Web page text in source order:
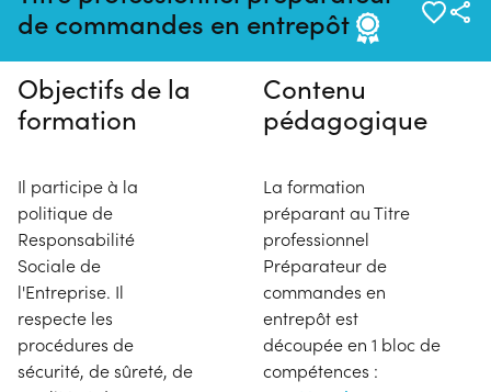
de commandes en entrepôt
ce moment
Objectifs de la
formation
Il participe à la
politique de
Responsabilité
Sociale de
l'Entreprise. Il
respecte les
procédures de
sécurité, de sûreté, de
Contenu
pédagogique
La formation
préparant au Titre
professionnel
Préparateur de
commandes en
entrepôt est
découpée en 1 bloc de
compétences :